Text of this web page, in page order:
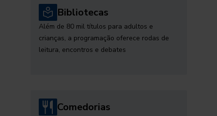
Bibliotecas
Além de 80 mil títulos para adultos e
crianças, a programação oferece rodas de
leitura, encontros e debates
Comedorias